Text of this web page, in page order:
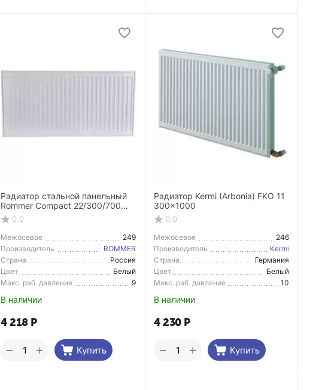
Радиатор стальной панельный
Rommer Compact 22/300/700
боковое подключение
0.0
Межосевое
расстояние
249
Производитель
ROMMER
Страна
Производитель
Россия
Цвет
Белый
Макс. раб. давление
9
В наличии
4 218 Р
Купить
+
−
Радиатор Kermi (Arbonia) FKO 11
300x1000
0.0
Межосевое
расстояние
246
Производитель
Kermi
(Arbonia)
Страна
Производитель
Германия
Цвет
Белый
Макс. раб. давление
10
В наличии
4 230 Р
Купить
+
−